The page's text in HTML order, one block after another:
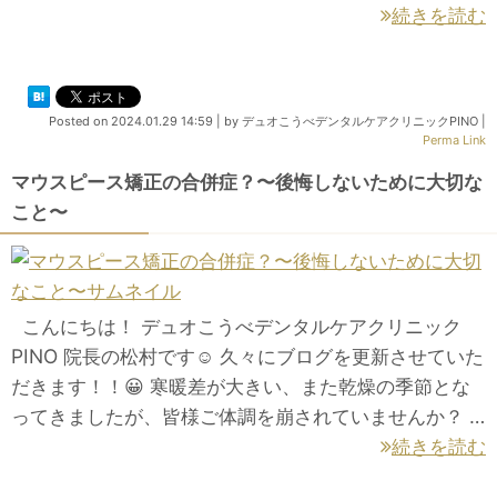
続きを読む
Posted on 2024.01.29 14:59 by デュオこうべデンタルケアクリニックPINO
Perma Link
マウスピース矯正の合併症？〜後悔しないために大切な
こと〜
こんにちは！ デュオこうべデンタルケアクリニック
PINO 院長の松村です☺️ 久々にブログを更新させていた
だきます！！😀 寒暖差が大きい、また乾燥の季節とな
ってきましたが、皆様ご体調を崩されていませんか？ …
続きを読む